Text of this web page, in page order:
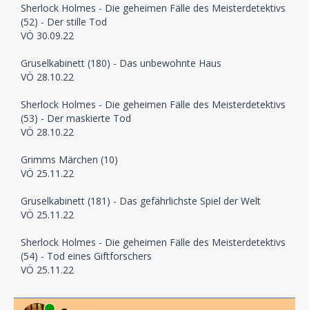
Sherlock Holmes - Die geheimen Fälle des Meisterdetektivs
(52) - Der stille Tod
VÖ 30.09.22
Gruselkabinett (180) - Das unbewohnte Haus
VÖ 28.10.22
Sherlock Holmes - Die geheimen Fälle des Meisterdetektivs
(53) - Der maskierte Tod
VÖ 28.10.22
Grimms Märchen (10)
VÖ 25.11.22
Gruselkabinett (181) - Das gefährlichste Spiel der Welt
VÖ 25.11.22
Sherlock Holmes - Die geheimen Fälle des Meisterdetektivs
(54) - Tod eines Giftforschers
VÖ 25.11.22